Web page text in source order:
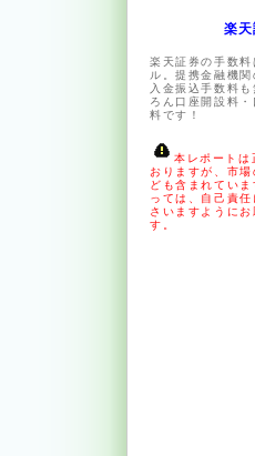
楽
楽天証券の手数料
ル。提携金融機
入金振込手数料
ろん口座開設料
料です！
本レポートは
おりますが、市場
ども含まれてい
っては、自己責
さいますようにお
す。